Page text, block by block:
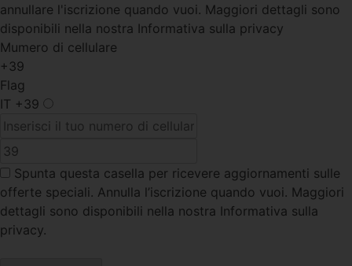
annullare l'iscrizione quando vuoi. Maggiori dettagli sono
disponibili nella nostra Informativa sulla privacy
Mumero di cellulare
+39
Flag
IT +39
Spunta questa casella per ricevere aggiornamenti sulle
offerte speciali. Annulla l’iscrizione quando vuoi. Maggiori
dettagli sono disponibili nella nostra Informativa sulla
privacy.